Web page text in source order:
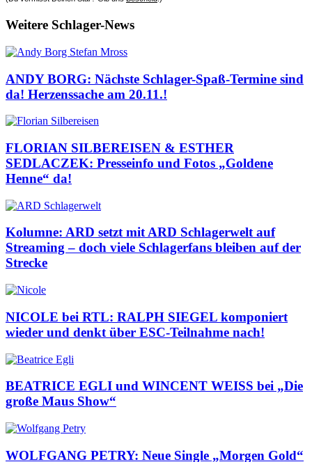
Weitere Schlager-News
ANDY BORG: Nächste Schlager-Spaß-Termine sind
da! Herzenssache am 20.11.!
FLORIAN SILBEREISEN & ESTHER
SEDLACZEK: Presseinfo und Fotos „Goldene
Henne“ da!
Kolumne: ARD setzt mit ARD Schlagerwelt auf
Streaming – doch viele Schlagerfans bleiben auf der
Strecke
NICOLE bei RTL: RALPH SIEGEL komponiert
wieder und denkt über ESC-Teilnahme nach!
BEATRICE EGLI und WINCENT WEISS bei „Die
große Maus Show“
WOLFGANG PETRY: Neue Single „Morgen Gold“